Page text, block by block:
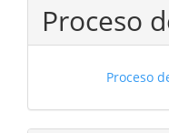
Proceso
Proceso